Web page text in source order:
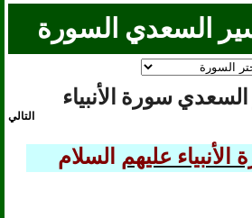
السعدي السورة
التالي
عليهم السلام